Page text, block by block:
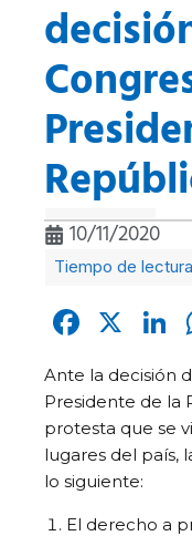
10/11/2020
X
Ante la decisión
Presidente de la
protesta que se
lugares del país,
lo siguiente:
El derecho a